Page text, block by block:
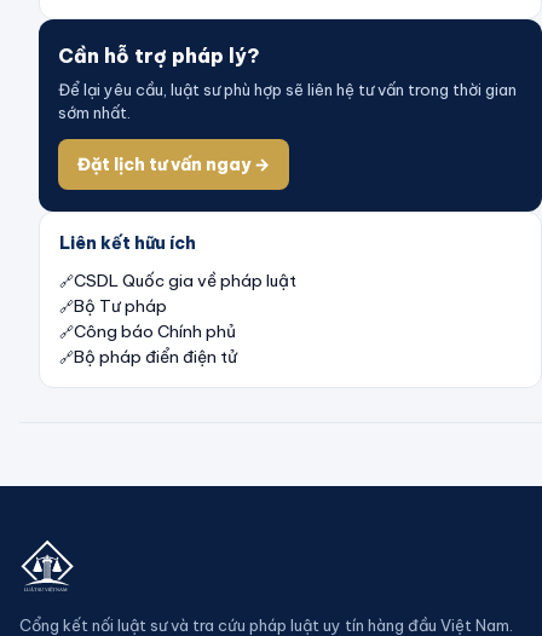
Cần hỗ trợ pháp lý?
Để lại yêu cầu, luật sư phù hợp sẽ liên hệ tư vấn trong thời gian
sớm nhất.
Đặt lịch tư vấn ngay →
Liên kết hữu ích
CSDL Quốc gia về pháp luật
Bộ Tư pháp
Công báo Chính phủ
Bộ pháp điển điện tử
Cổng kết nối luật sư và tra cứu pháp luật uy tín hàng đầu Việt Nam.